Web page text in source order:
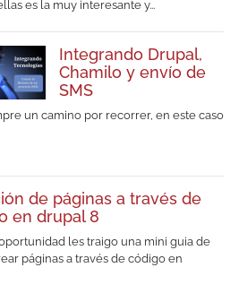
es la muy interesante y...
Integrando Drupal,
Chamilo y envío de
SMS
un camino por recorrer, en este caso
de páginas a través de
en drupal 8
les traigo una mini guia de
páginas a través de código en